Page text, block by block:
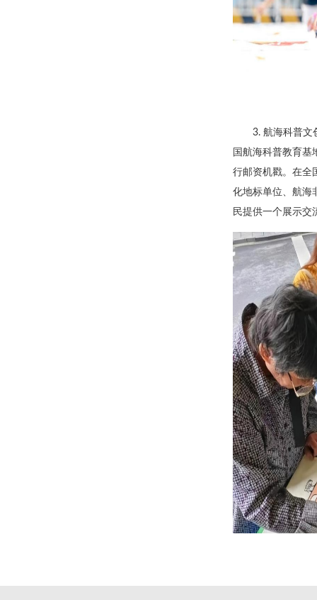
3. 航海科普文
国航海科普教育基
行邮资机戳。在全
化地标单位、航海
民提供一个展示交